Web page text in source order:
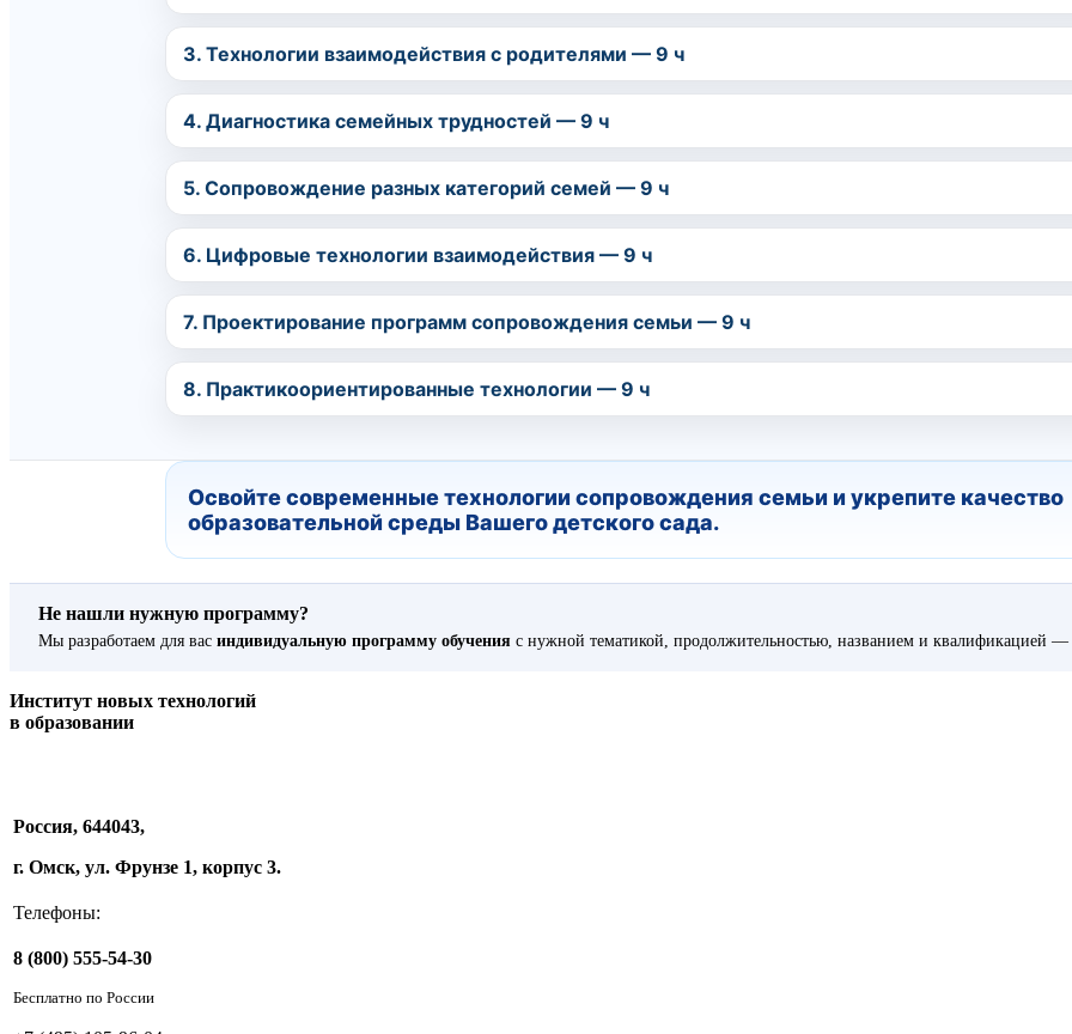
3. Технологии взаимодействия с родителями — 9 ч
4. Диагностика семейных трудностей — 9 ч
5. Сопровождение разных категорий семей — 9 ч
6. Цифровые технологии взаимодействия — 9 ч
7. Проектирование программ сопровождения семьи — 9 ч
8. Практикоориентированные технологии — 9 ч
Освойте современные технологии сопровождения семьи и укрепите качество
образовательной среды Вашего детского сада.
Не нашли нужную программу?
Мы разработаем для вас индивидуальную программу обучения с нужной тематикой, продолжительностью, названием и квалификацией
Институт новых технологий
в образовании
Россия, 644043,
г. Омск, ул. Фрунзе 1, корпус 3.
Телефоны:
8 (800) 555-54-30
Бесплатно по России